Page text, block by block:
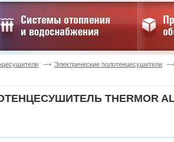
Электрические полотенцесушители
THERMOR